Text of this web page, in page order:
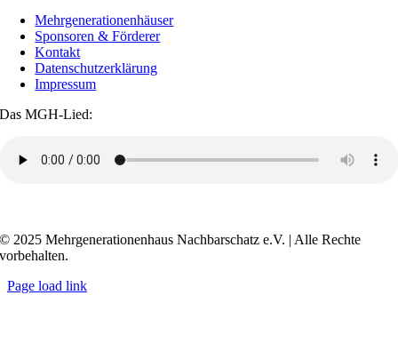
Mehrgenerationenhäuser
Sponsoren & Förderer
Kontakt
Datenschutzerklärung
Impressum
Das MGH-Lied:
© 2025 Mehrgenerationenhaus Nachbarschatz e.V. | Alle Rechte
vorbehalten.
Page load link